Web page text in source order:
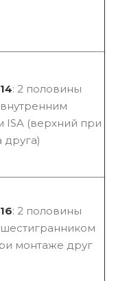
: 2 половины
ISA (верхний при
друга)
: 2 половины
монтаже друг